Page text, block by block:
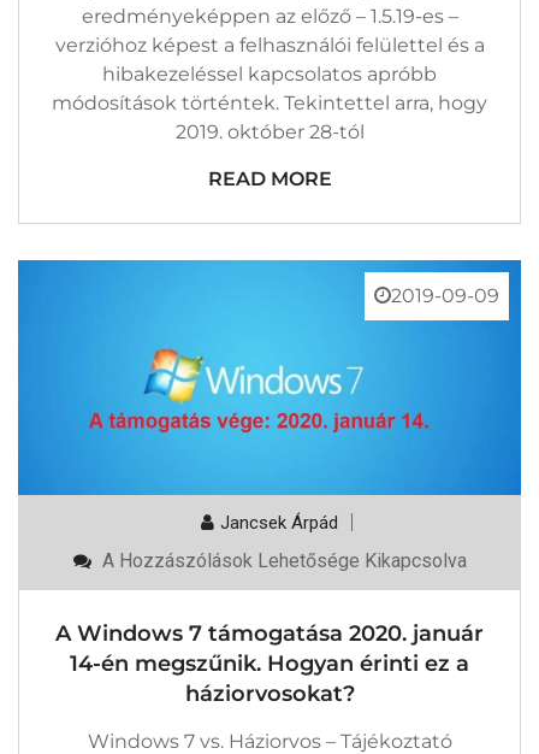
eredményeképpen az előző – 1.5.19-es –
verzióhoz képest a felhasználói felülettel és a
hibakezeléssel kapcsolatos apróbb
módosítások történtek. Tekintettel arra, hogy
2019. október 28-tól
READ MORE
2019-09-09
Jancsek Árpád
A
7
2020.
Január
14-
Hogyan
A Hozzászólások Lehetősége Kikapcsolva
A Windows 7 támogatása 2020. január
14-én megszűnik. Hogyan érinti ez a
háziorvosokat?
Windows 7 vs. Háziorvos – Tájékoztató